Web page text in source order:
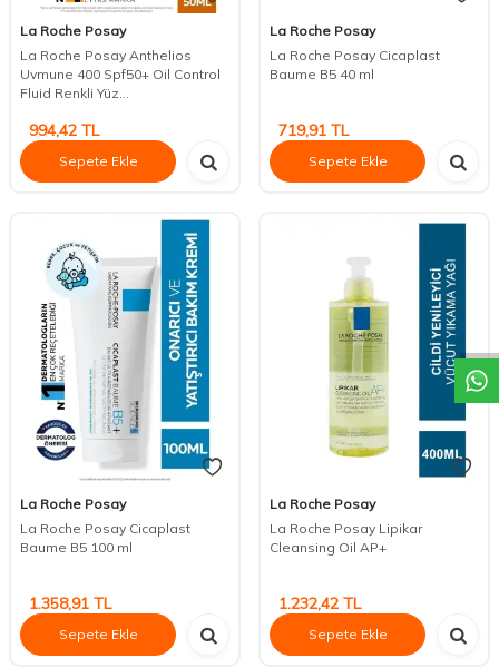
La Roche Posay
La Roche Posay Anthelios
Uvmune 400 Spf50+ Oil Control
Fluid Renkli Yüz...
994,42 TL
Sepete Ekle
La Roche Posay
La Roche Posay Cicaplast
Baume B5 40 ml
719,91 TL
Sepete Ekle
La Roche Posay
La Roche Posay Cicaplast
Baume B5 100 ml
1.358,91 TL
Sepete Ekle
La Roche Posay
La Roche Posay Lipikar
Cleansing Oil AP+
1.232,42 TL
Sepete Ekle